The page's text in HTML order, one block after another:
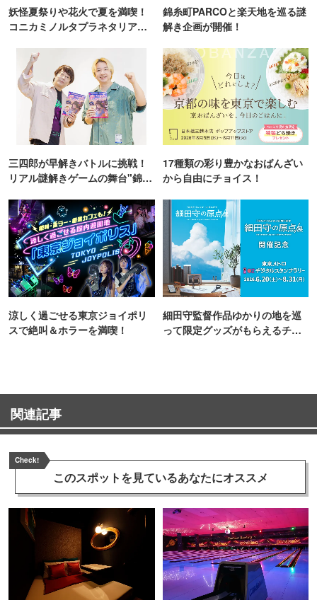
妖怪夏祭りや花火で夏を満喫！
コニカミノルタプラネタリア
錦糸町PARCOと楽天地を巡る謎
解き企画が開催！
三四郎が早解きバトルに挑戦！
リアル謎解きゲームの舞台"錦糸
17種類の彩り豊かなおばんざい
から自由にチョイス！
涼しく過ごせる東京ジョイポリ
スで絶叫＆ホラーを満喫！
細田守監督作品ゆかりの地を巡
って限定グッズがもらえるチャ
関連記事
Check!
このスポットを見ているあなたにオススメ